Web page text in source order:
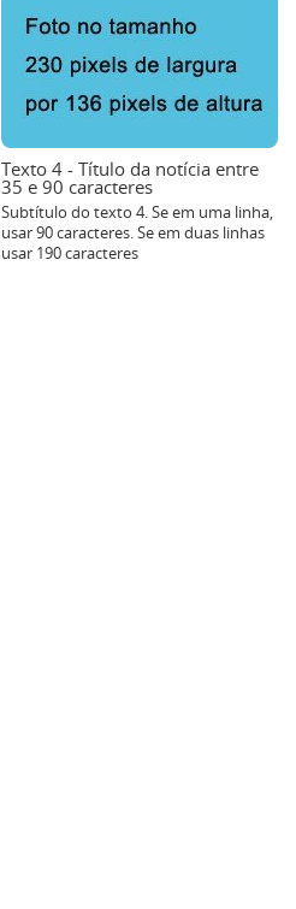
Texto 4 - Título da notícia entre
35 e 90 caracteres
Subtítulo do texto 4. Se em uma linha,
usar 90 caracteres. Se em duas linhas
usar 190 caracteres